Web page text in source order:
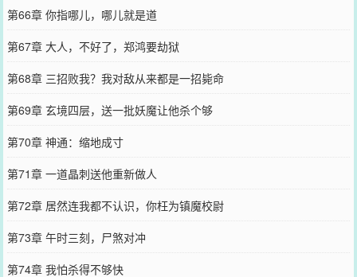
第66章 你指哪儿，哪儿就是道
第67章 大人，不好了，郑鸿要劫狱
第68章 三招败我？我对敌从来都是一招毙命
第69章 玄境四层，送一批妖魔让他杀个够
第70章 神通：缩地成寸
第71章 一道晶刺送他重新做人
第72章 居然连我都不认识，你枉为镇魔校尉
第73章 午时三刻，尸煞对冲
第74章 我怕杀得不够快